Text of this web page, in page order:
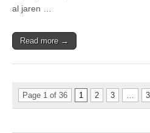
al jaren …
Read more →
Page 1 of 36 1 2 3